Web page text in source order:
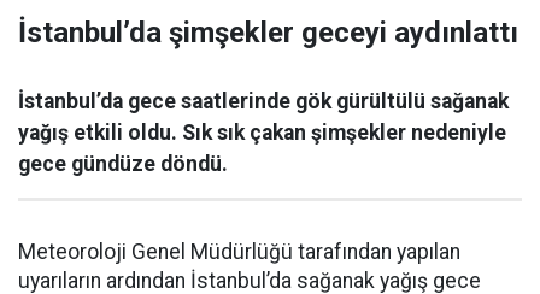
İstanbul’da şimşekler geceyi aydınlattı
İstanbul’da gece saatlerinde gök gürültülü sağanak
yağış etkili oldu. Sık sık çakan şimşekler nedeniyle
gece gündüze döndü.
Meteoroloji Genel Müdürlüğü tarafından yapılan
uyarıların ardından İstanbul’da sağanak yağış gece